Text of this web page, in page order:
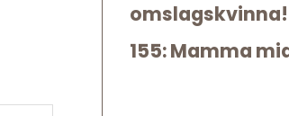
omslagskvinna!
155: Mamma